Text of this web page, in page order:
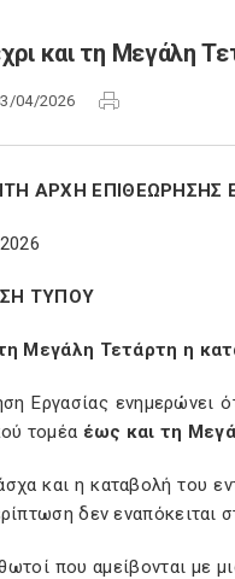
και τη Μεγάλη
04/2026
ΑΡΧΗ ΕΠΙΘΕΩΡΗΣΗΣ
ΤΥΠΟΥ
Μεγάλη Τετάρτη η
Εργασίας ενημερώνει
τομέα έως και τη
και η καταβολή του
δεν εναπόκειται
που αμείβονται με